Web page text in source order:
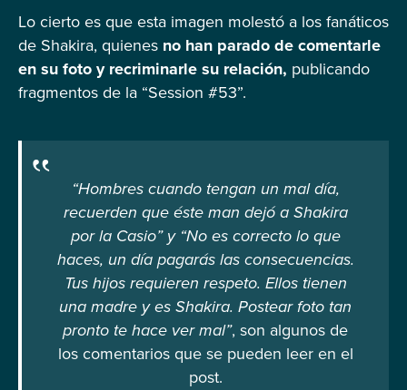
Lo cierto es que esta imagen molestó a los fanáticos
de Shakira, quienes no han parado de comentarle
en su foto y recriminarle su relación, publicando
fragmentos de la “Session #53”.
“Hombres cuando tengan un mal día,
recuerden que éste man dejó a Shakira
por la Casio” y “No es correcto lo que
haces, un día pagarás las consecuencias.
Tus hijos requieren respeto. Ellos tienen
una madre y es Shakira. Postear foto tan
pronto te hace ver mal”, son algunos de
los comentarios que se pueden leer en el
post.